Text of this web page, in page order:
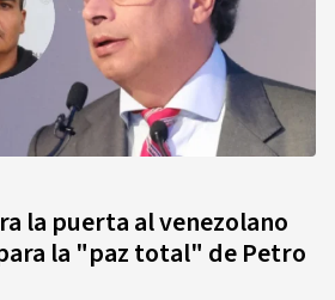
la puerta al venezolano
la "paz total" de Petro